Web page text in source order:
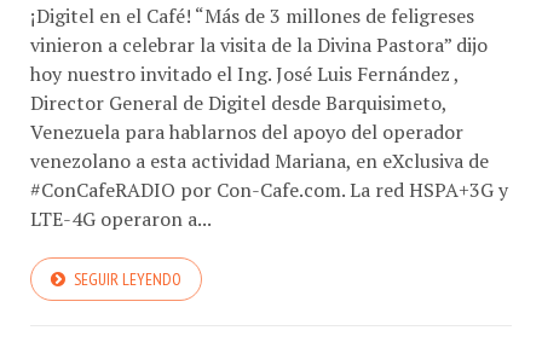
¡Digitel en el Café! “Más de 3 millones de feligreses
vinieron a celebrar la visita de la Divina Pastora” dijo
hoy nuestro invitado el Ing. José Luis Fernández ,
Director General de Digitel desde Barquisimeto,
Venezuela para hablarnos del apoyo del operador
venezolano a esta actividad Mariana, en eXclusiva de
#ConCafeRADIO por Con-Cafe.com. La red HSPA+3G y
LTE-4G operaron a...
SEGUIR LEYENDO